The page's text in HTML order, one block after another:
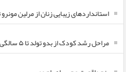
استانداردهای زیبایی زنان از مرلین
مراحل رشد کودک از بدو تولد تا ۵ سالگی